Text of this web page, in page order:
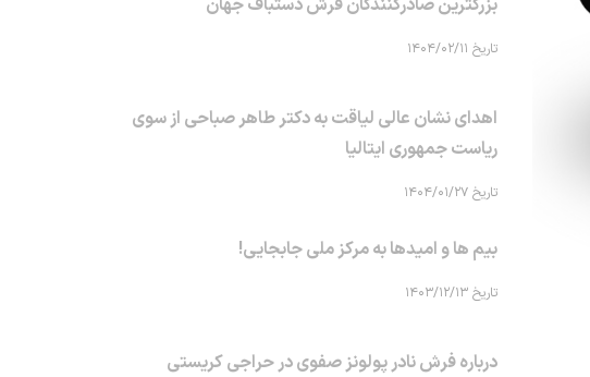
تاریخ ۱۴۰۴/۰۲/۱۱
اهدای نشان عالی لیاقت به دکتر طاهر صباحی از سوی
ریاست جمهوری ایتالیا
تاریخ ۱۴۰۴/۰۱/۲۷
بیم ها و امیدها به مرکز ملی جابجایی!
تاریخ ۱۴۰۳/۱۲/۱۳
درباره فرش نادر پولونز صفوی در حراجی کریستی